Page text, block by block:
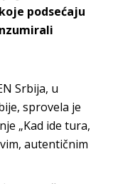
podsećaju
Srbija, u
sprovela je
„Kad ide tura,
autentičnim